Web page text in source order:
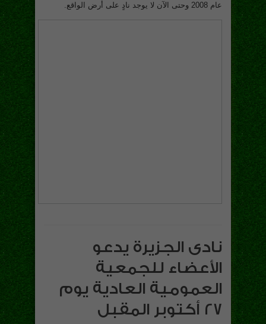
عام 2008 وحتى الآن لا يوجد نادٍ على أرض الواقع.
نادى الجزيرة يدعو
الأعضاء للجمعية
العمومية العادية يوم
27 أكتوبر المقبل